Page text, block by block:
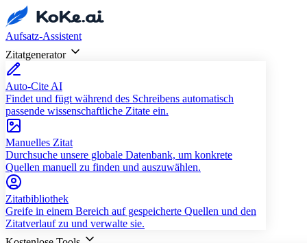
Aufsatz-Assistent
Zitatgenerator
Auto-Cite AI
Findet und fügt während des Schreibens automatisch
passende wissenschaftliche Zitate ein.
Manuelles Zitat
Durchsuche unsere globale Datenbank, um konkrete
Quellen manuell zu finden und auszuwählen.
Zitatbibliothek
Greife in einem Bereich auf gespeicherte Quellen und den
Zitatverlauf zu und verwalte sie.